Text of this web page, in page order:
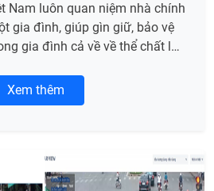
Nam luôn quan niệm nhà chính
gia đình, giúp gìn giữ, bảo vệ
gia đình cả về về thể chất lẫn
đời mỗi người.
Xem thêm